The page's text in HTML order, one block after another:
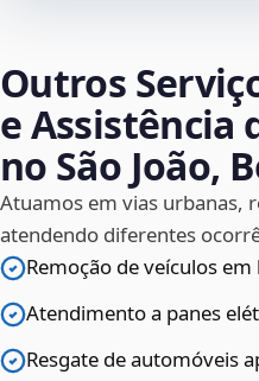
Outros
e Assistência
no São João,
Atuamos em vias urbanas,
atendendo diferentes
Remoção de veículos
Atendimento a panes
Resgate de automóveis